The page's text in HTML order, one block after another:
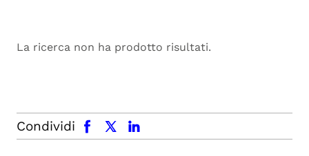
La ricerca non ha prodotto risultati.
Condividi
facebook x.com linkedin